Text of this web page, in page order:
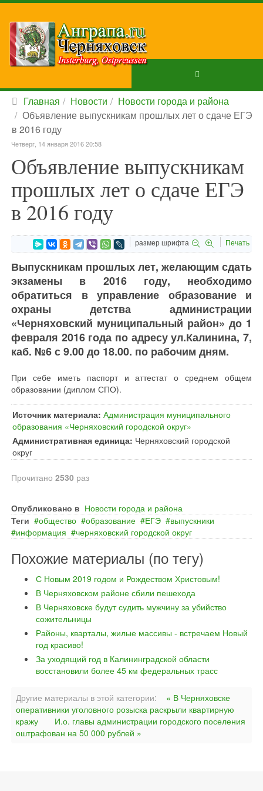
Главная Новости
Новости города и района
Объявление выпускникам прошлых лет о сдаче ЕГЭ
в 2016 году
Четверг, 14 января 2016 20:58
Объявление выпускникам
прошлых лет о сдаче ЕГЭ
в 2016 году
размер шрифта Печать
Выпускникам прошлых лет, желающим сдать
экзамены в 2016 году, необходимо
обратиться в управление образование и
охраны детства администрации
«Черняховский муниципальный район» до 1
февраля 2016 года по адресу ул.Калинина, 7,
каб. №6 с 9.00 до 18.00. по рабочим дням.
При себе иметь паспорт и аттестат о среднем общем
образовании (диплом СПО).
Источник материала: Администрация муниципального
образования «Черняховский городской округ»
Административная единица: Черняховский городской
округ
Прочитано 2530 раз
Опубликовано в Новости города и района
Теги
общество образование ЕГЭ
выпускники
информация
черняховский городской округ
Похожие материалы (по тегу)
С Новым 2019 годом и Рождеством Христовым!
В Черняховском районе сбили пешехода
В Черняховске будут судить мужчину за убийство
сожительницы
Районы, кварталы, жилые массивы - встречаем Новый
год красиво!
За уходящий год в Калининградской области
восстановили более 45 км федеральных трасс
Другие материалы в этой категории:
« В Черняховске
оперативники уголовного розыска раскрыли квартирную
кражу
И.о. главы администрации городского поселения
оштрафован на 50 000 рублей »